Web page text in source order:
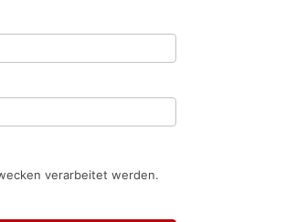
verarbeitet werden.